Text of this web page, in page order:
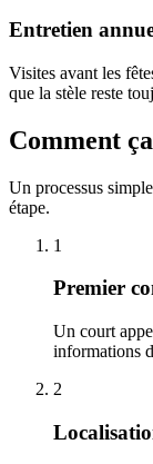
Entretien
Visites avant les
que la stèle reste
Comment
Un processus
étape.
1
Premier
Un court
informations
2